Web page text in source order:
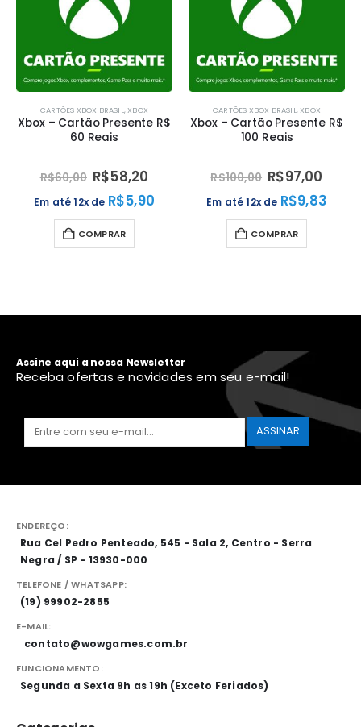
CARTÕES XBOX BRASIL,XBOX
Xbox – Cartão Presente R$
60 Reais
R$60,00 R$58,20
Em até 12x de R$5,90
COMPRAR
CARTÕES XBOX BRASIL,XBOX
Xbox – Cartão Presente R$
100 Reais
R$100,00 R$97,00
Em até 12x de R$9,83
COMPRAR
Assine aqui a nossa Newsletter
Receba ofertas e novidades em seu e-mail!
ENDEREÇO:
Rua Cel Pedro Penteado, 545 - Sala 2, Centro - Serra
Negra / SP - 13930-000
TELEFONE / WHATSAPP:
(19) 99902-2855
E-MAIL:
contato@wowgames.com.br
FUNCIONAMENTO:
Segunda a Sexta 9h as 19h (Exceto Feriados)